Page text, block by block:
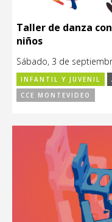
Taller de danza
niños
Sábado, 3 de
INFANTIL Y JUVENIL
CCE MONTEVIDEO